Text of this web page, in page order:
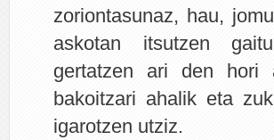
zoriontasunaz, hau,
askotan itsutzen
gertatzen ari den hori
bakoitzari ahalik eta
igarotzen utziz.